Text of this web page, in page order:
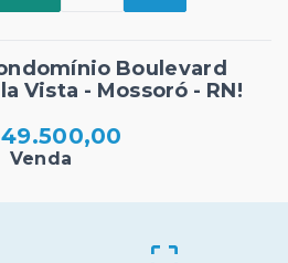
Boulevard
Vista - Mossoró - RN!
Venda